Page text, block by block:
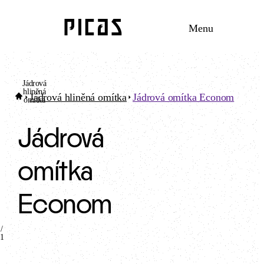
Menu
Jádrová hliněná omítka Jádrová omítka Econom
Jádrová
hliněná
omítka
Jádrová
omítka
Econom
/
1